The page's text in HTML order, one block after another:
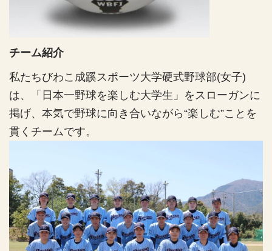
減
ら
す
数
量
を
増
や
す
チーム紹介
私たちびわこ成蹊スポーツ大学硬式野球部(女子)
は、「日本一野球を楽しむ大学生」をスローガンに
掲げ、本気で野球に向き合いながら“楽しむ”ことを
貫くチームです。